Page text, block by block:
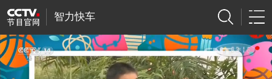
智力快车